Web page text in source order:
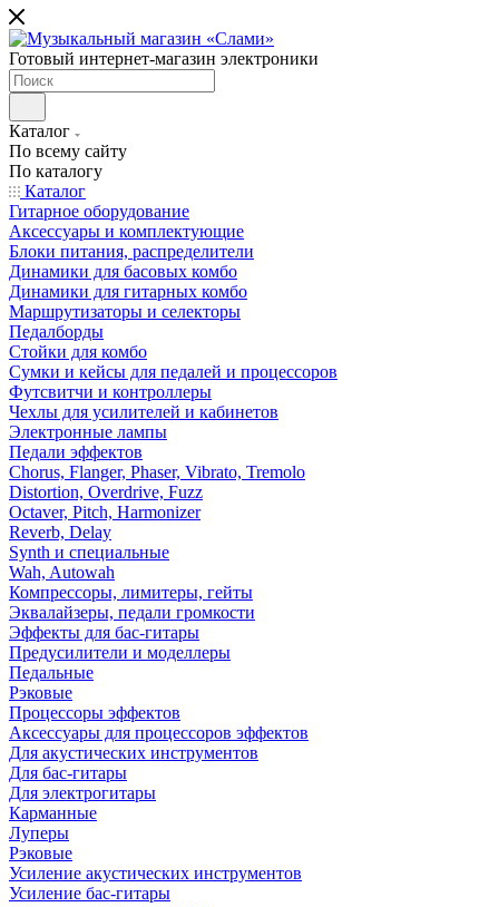
Готовый интернет-магазин электроники
Каталог
По всему сайту
По каталогу
Каталог
Гитарное оборудование
Аксессуары и комплектующие
Блоки питания, распределители
Динамики для басовых комбо
Динамики для гитарных комбо
Маршрутизаторы и селекторы
Педалборды
Стойки для комбо
Сумки и кейсы для педалей и процессоров
Футсвитчи и контроллеры
Чехлы для усилителей и кабинетов
Электронные лампы
Педали эффектов
Chorus, Flanger, Phaser, Vibrato, Tremolo
Distortion, Overdrive, Fuzz
Octaver, Pitch, Harmonizer
Reverb, Delay
Synth и специальные
Wah, Autowah
Компрессоры, лимитеры, гейты
Эквалайзеры, педали громкости
Эффекты для бас-гитары
Предусилители и моделлеры
Педальные
Рэковые
Процессоры эффектов
Аксессуары для процессоров эффектов
Для акустических инструментов
Для бас-гитары
Для электрогитары
Карманные
Луперы
Рэковые
Усиление акустических инструментов
Усиление бас-гитары